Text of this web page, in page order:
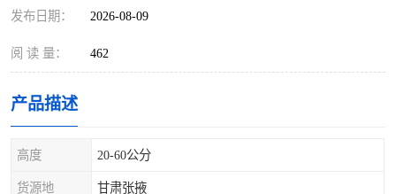
发布日期： 2026-08-09
阅 读 量： 462
产品描述
高度 20-60公分
货源地 甘肃张掖